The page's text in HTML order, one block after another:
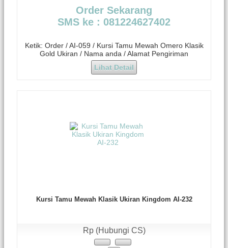
Order Sekarang
SMS ke : 081224627402
Ketik: Order / AI-059 / Kursi Tamu Mewah Omero Klasik
Gold Ukiran / Nama anda / Alamat Pengiriman
Lihat Detail
Kursi Tamu Mewah Klasik Ukiran Kingdom AI-232
Rp (Hubungi CS)